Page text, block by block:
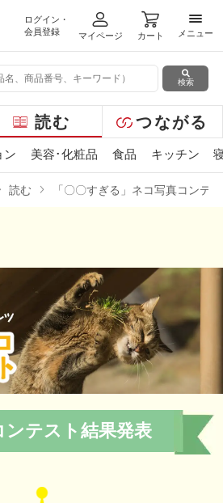
ログイン・
会員登録
マイページ カート
メニ
メニュー
検索
読む つながる
ン 美容･化粧品 食品 キッチン
読む 「〇〇すぎる」ネコ写真コンテ
ンテスト結果発表